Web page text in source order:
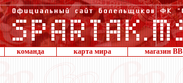
команда карта мира магазин ВВ